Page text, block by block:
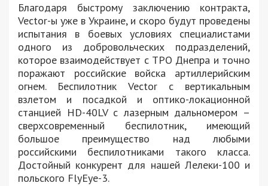
Благодаря быстрому заключению контракта,
Vector-ы уже в Украине, и скоро будут проведены
испытания в боевых условиях специалистами
одного из добровольческих подразделений,
которое взаимодействует с ТРО Днепра и точно
поражают российские войска артиллерийским
огнем. Беспилотник Vector с вертикальным
взлетом и посадкой и оптико-локационной
станцией HD-40LV с лазерным дальномером –
сверхсовременный беспилотник, имеющий
большое преимущество над любыми
российскими беспилотниками такого класса.
Достойный конкурент для нашей Лелеки-100 и
польского FlyEye-3.